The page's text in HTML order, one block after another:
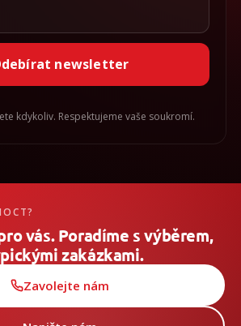
newsletter
kdykoliv. Respektujeme vaše soukromí.
vás. Poradíme s výběrem,
zakázkami.
Zavolejte nám